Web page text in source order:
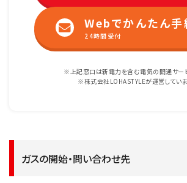
Webでかんたん手
24時間受付
※上記窓口は新電力を含む電気の開通サービ
※株式会社LOHASTYLEが運営していま
ガスの開始・問い合わせ先